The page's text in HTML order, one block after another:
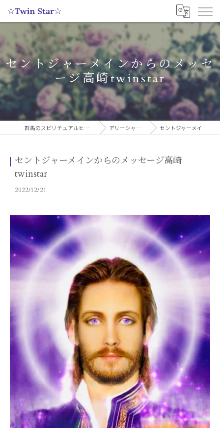
セントジャーメインからのメッセ
ージ高崎twinstar
群馬のスピリチュアルヒーリングサロンなら実績多数の☆Twin Star☆ アリーシャのスピリチュアルブログ セントジャーメインからのメッセージ高崎twinstar
セントジャーメインからのメッセージ高崎
twinstar
2022/12/21